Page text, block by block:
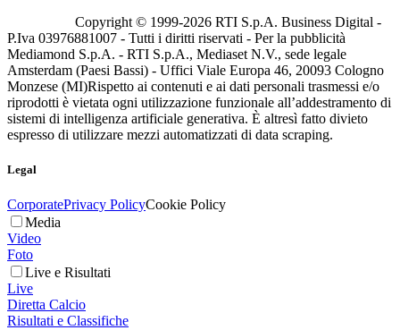
Copyright © 1999-2026 RTI S.p.A. Business Digital -
P.Iva 03976881007 - Tutti i diritti riservati - Per la pubblicità
Mediamond S.p.A. - RTI S.p.A., Mediaset N.V., sede legale
Amsterdam (Paesi Bassi) - Uffici Viale Europa 46, 20093 Cologno
Monzese (MI)Rispetto ai contenuti e ai dati personali trasmessi e/o
riprodotti è vietata ogni utilizzazione funzionale all’addestramento di
sistemi di intelligenza artificiale generativa. È altresì fatto divieto
espresso di utilizzare mezzi automatizzati di data scraping.
Legal
CorporatePrivacy PolicyCookie Policy
Media
Video
Foto
Live e Risultati
Live
Diretta Calcio
Risultati e Classifiche